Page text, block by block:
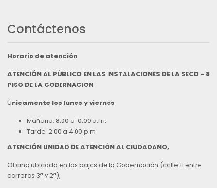
Contáctenos
Horario de atención
ATENCIÓN AL PÚBLICO EN LAS INSTALACIONES DE LA SECD – 8
PISO DE LA GOBERNACION
Únicamente los lunes y viernes
Mañana: 8:00 a 10:00 a.m.
Tarde: 2:00 a 4:00 p.m
ATENCIÓN UNIDAD DE ATENCIÓN AL CIUDADANO,
Oficina ubicada en los bajos de la Gobernación (calle 11 entre
carreras 3ª y 2ª),